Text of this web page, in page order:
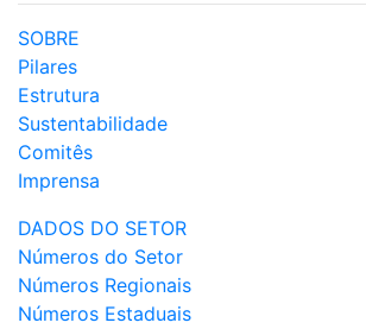
SOBRE
Pilares
Estrutura
Sustentabilidade
Comitês
Imprensa
DADOS DO SETOR
Números do Setor
Números Regionais
Números Estaduais